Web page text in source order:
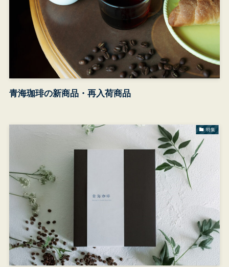
青海珈琲の新商品・再入荷商品
特集